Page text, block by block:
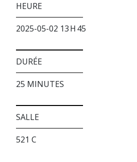
HEURE
2025-05-02 13 H 45
DURÉE
25 MINUTES
SALLE
521 C